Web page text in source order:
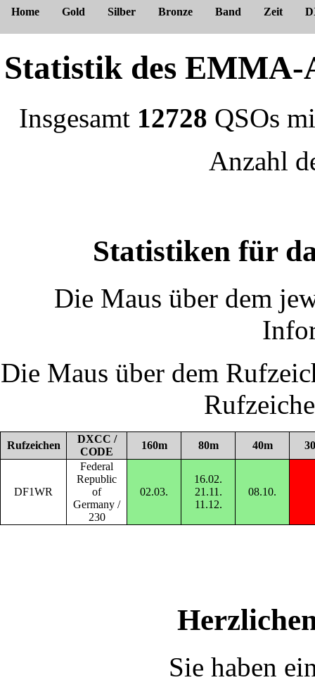
Home Gold Silber Bronze Band Zeit
Statistik des
Insgesamt 12728 QSOs
Anzahl
Statistiken für
Die Maus über dem
Die Maus über dem
Rufzeichen
DXCC /
CODE
160m 80m 40m
DF1WR
Federal
Republic
of
Germany /
230
02.03.
16.02.
21.11.
11.12.
08.10.
Sie haben